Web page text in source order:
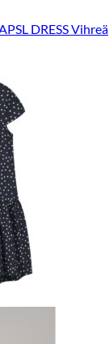
DRESS Vihreä